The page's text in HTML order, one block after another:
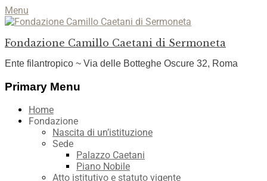
Menu
Fondazione Camillo Caetani di Sermoneta
Ente filantropico ~ Via delle Botteghe Oscure 32, Roma
Facebook
YouTube
Instagram
Primary Menu
Skip
Home
Fondazione
Nascita di un’istituzione
Sede
Palazzo Caetani
Piano Nobile
Atto istitutivo e statuto vigente